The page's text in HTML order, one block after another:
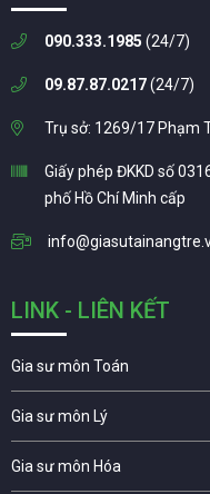
090.333.1985 (24/7)
09.87.87.0217(24/7)
Trụ sở: 1269/17 Phạm
Giấy phép ĐKKD số
phố Hồ Chí Minh cấp
LINK - LIÊN KẾT
Gia sư môn Toán
Gia sư môn Lý
Gia sư môn Hóa